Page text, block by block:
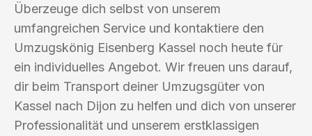
Überzeuge dich selbst von unserem
umfangreichen Service und kontaktiere den
Umzugskönig Eisenberg Kassel noch heute für
ein individuelles Angebot. Wir freuen uns darauf,
dir beim Transport deiner Umzugsgüter von
Kassel nach Dijon zu helfen und dich von unserer
Professionalität und unserem erstklassigen